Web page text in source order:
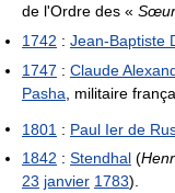
de l'Ordre des «
1742 : Jean-Baptiste
1747 : Claude
Pasha , militaire
1801 : Paul Ier de
1842 : Stendhal (
23 janvier 1783).